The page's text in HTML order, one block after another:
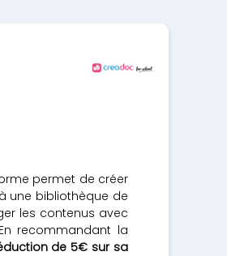
permet de créer
une bibliothèque de
les contenus avec
recommandant la
de 5€ sur sa